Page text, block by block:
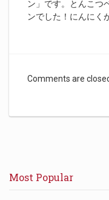
ン」です。とんこつ
ンでした！にんにく
Comments are
Most Popular